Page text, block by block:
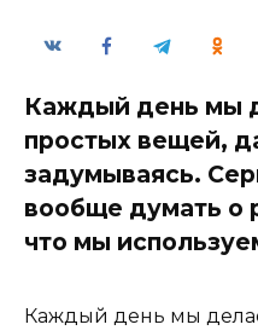
Каждый день мы
простых вещей,
задумываясь.
вообще думать о
что мы
Каждый день мы